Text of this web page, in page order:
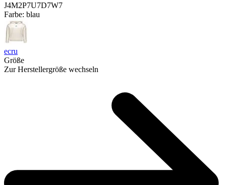
J4M2P7U7D7W7
Farbe: blau
ecru
Größe
Zur Herstellergröße wechseln